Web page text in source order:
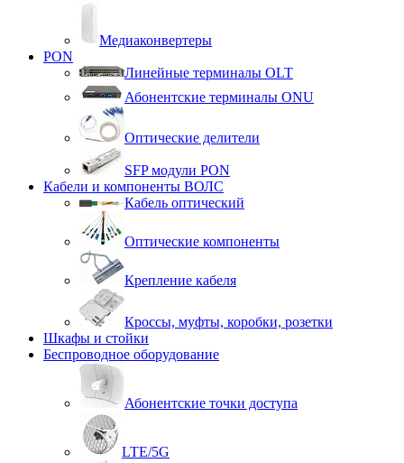
Медиаконвертеры
PON
Линейные терминалы OLT
Абонентские терминалы ONU
Оптические делители
SFP модули PON
Кабели и компоненты ВОЛС
Кабель оптический
Оптические компоненты
Крепление кабеля
Кроссы, муфты, коробки, розетки
Шкафы и стойки
Беспроводное оборудование
Абонентские точки доступа
LTE/5G